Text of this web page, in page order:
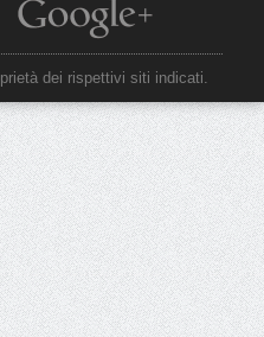
dei rispettivi siti indicati.